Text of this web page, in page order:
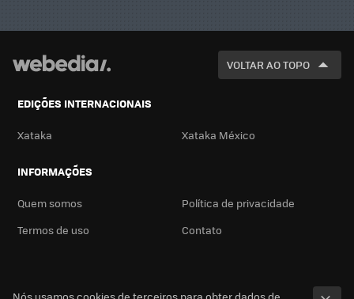
VOLTAR AO TOPO
EDIÇÕES INTERNACIONAIS
Xataka Xataka México
INFORMAÇÕES
Quem somos
Política de privacidade
Termos de uso
Contato